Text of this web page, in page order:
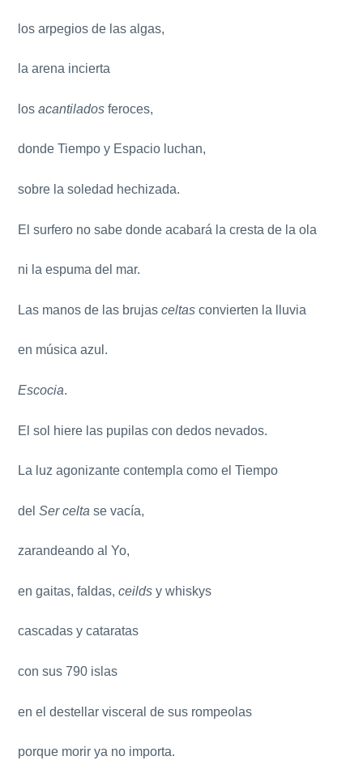
los arpegios de las algas,
la arena incierta
losacantilados feroces,
donde Tiempo y Espacio luchan,
sobre la soledad hechizada.
El surfero no sabe donde acabará la cresta de la ola
ni la espuma del mar.
Las manos de las brujasceltas convierten la lluvia
en música azul.
Escocia.
El sol hiere las pupilas con dedos nevados.
La luz agonizante contempla como el Tiempo
delSer celta se vacía,
zarandeando al Yo,
en gaitas, faldas,ceilds y whiskys
cascadas y cataratas
con sus 790 islas
en el destellar visceral de sus rompeolas
porque morir ya no importa.